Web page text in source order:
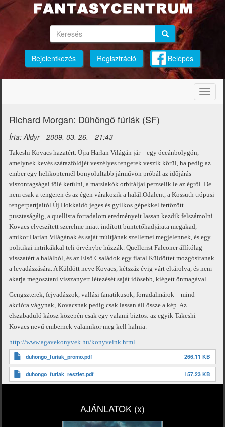
Ugrás
tartalomra
Keresés Keresés
Bejelentkezés Regisztráció Belépés
Richard Morgan: Dühöngő fúriák (SF)
Írta:Aldyr- 2009. 03. 26. - 21:43
Takeshi Kovacs hazatért. Újra Harlan Világán jár – egy óceánbolygón,
amelynek kevés szárazföldjét veszélyes tengerek veszik körül, ha pedig az
ember egy helikopternél bonyolultabb járművön próbál az időjárás
viszontagságai fölé kerülni, a marslakók orbitáljai perzselik le az égről. De
nem csak a tengeren és az égen várakozik a halál.Odalent, a Kossuth trópusi
tengerpartjaitól Új Hokkaidó jeges és gyilkos gépekkel fertőzött
pusztaságáig, a quellista forradalom eredményeit lassan kezdik felszámolni.
Kovacs elveszített szerelme miatt indított büntetőhadjárata megakad,
amikor Harlan Világának és saját múltjának szellemei megjelennek, és egy
politikai intrikákkal teli örvénybe húzzák. Quellcrist Falconer állítólag
visszatért a halálból, és az Első Családok egy fiatal Küldöttet mozgósítanak
a levadászására. A Küldött neve Kovacs, kétszáz évig várt eltárolva, és nem
akarja megosztani visszanyert létezését saját idősebb, kiégett önmagával.
Gengszterek, fejvadászok, vallási fanatikusok, forradalmárok – mind
akcióra vágynak, Kovacsnak pedig csak lassan áll össze a kép. Az
elszabaduló káosz közepén csak egy valami biztos: az egyik Takeshi
Kovacs nevű embernek valamikor meg kell halnia.
http://www.agavekonyvek.hu/konyveink.html
duhongo_furiak_promo.pdf
266.11 KB
duhongo_furiak_reszlet.pdf 157.23 KB
AJÁNLATOK (x)